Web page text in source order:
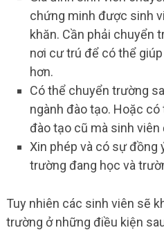
chứng minh được sinh
khăn. Cần phải chuyển
nơi cư trú để có thể
hơn.
Có thể chuyển trường
ngành đào tạo. Hoặc
đào tạo cũ mà sinh viên
Xin phép và có sự đồng
trường đang học và
Tuy nhiên các sinh viên sẽ
trường ở những điều kiện